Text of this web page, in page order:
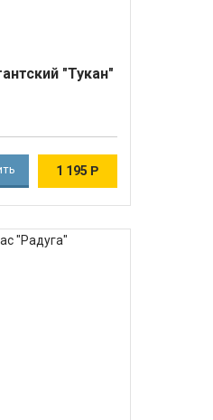
"Тукан"
1 195 Р